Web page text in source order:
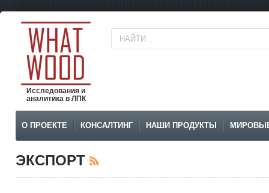
Исследования и
аналитика в ЛПК
О ПРОЕКТЕ КОНСАЛТИНГ НАШИ ПРОДУКТЫ
ЭКСПОРТ